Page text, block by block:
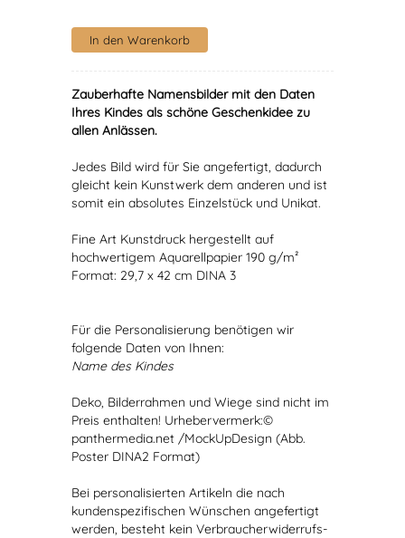
Zauberhafte Namensbilder mit den Daten
Ihres Kindes als schöne Geschenkidee zu
allen Anlässen.
Jedes Bild wird für Sie angefertigt, dadurch
gleicht kein Kunstwerk dem anderen und ist
somit ein absolutes Einzelstück und Unikat.
Fine Art Kunstdruck hergestellt auf
hochwertigem Aquarellpapier 190 g/m²
Format: 29,7 x 42 cm DINA 3
Für die Personalisierung benötigen wir
folgende Daten von Ihnen:
Name des Kindes
Deko, Bilderrahmen und Wiege sind nicht im
Preis enthalten! Urhebervermerk:©
panthermedia.net /MockUpDesign (Abb.
Poster DINA2 Format)
Bei personalisierten Artikeln die nach
kundenspezifischen Wünschen angefertigt
werden, besteht kein Verbraucherwiderrufs-